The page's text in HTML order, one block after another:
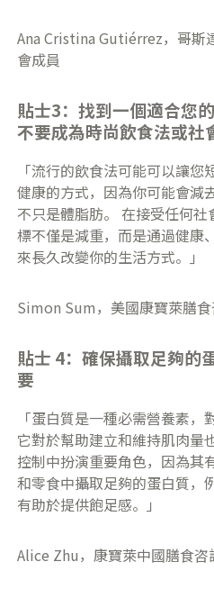
Ana Cristina Gutiérrez，哥斯
會成員
貼士3：找到一個適合您
不要成為時尚飲食法或社
「流行的飲食法可能可以讓
健康的方式，因為你可能會減
不只是體脂肪。 在接受任何
標不僅是減重，而是通過健康
來長久改變你的生活方式。」
Simon Sum，美國康寶萊膳
貼士 4：確保攝取足夠的
要
「蛋白質是一種必需營養素，
它對於幫助建立和維持肌肉量
控制中扮演重要角色，因為其
和零食中攝取足夠的蛋白質，
有助於提供飽足感。」
Alice Zhu，康寶萊中國膳食咨